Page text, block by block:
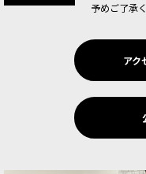
予めご了承
アク